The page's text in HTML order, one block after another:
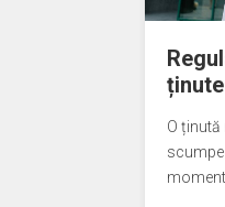
O ținută